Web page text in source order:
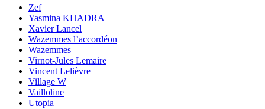
Zef
Yasmina KHADRA
Xavier Lancel
Wazemmes l’accordéon
Wazemmes
Virnot-Jules Lemaire
Vincent Lelièvre
Village W
Vailloline
Utopia